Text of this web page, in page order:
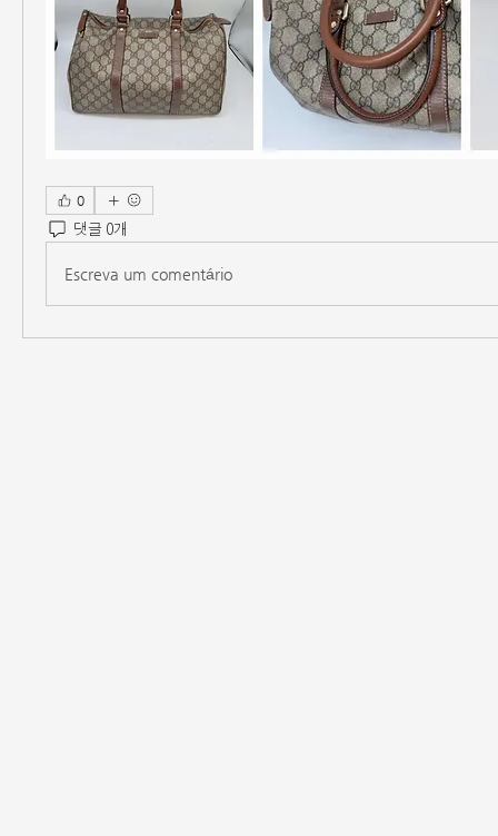
0
댓글 0개
Escreva um comentário